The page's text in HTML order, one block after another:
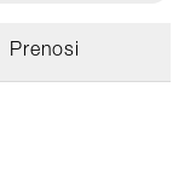
Prenosi